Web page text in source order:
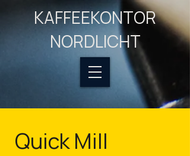
KAFFEEKONTOR
NORDLICHT
Quick Mill